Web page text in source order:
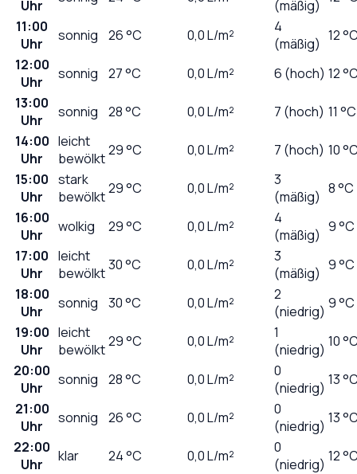
Uhr
(mäßig)
11:00
Uhr
sonnig 26°C 0,0L/m²
4
(mäßig) 12
12:00
Uhr
sonnig 27°C 0,0L/m² 6 (hoch) 12
13:00
Uhr
sonnig 28°C 0,0L/m² 7 (hoch) 11 °C
14:00
Uhr
leicht
bewölkt29°C 0,0L/m² 7 (hoch) 10
15:00
Uhr
stark
bewölkt29°C 0,0L/m²
3
(mäßig) 8 °C
16:00
Uhr
wolkig 29°C 0,0L/m²
4
(mäßig) 9 °C
17:00
Uhr
leicht
bewölkt30°C 0,0L/m²
3
(mäßig) 9 °C
18:00
Uhr
sonnig 30°C 0,0L/m²
2
(niedrig) 9 °C
19:00
Uhr
leicht
bewölkt29°C 0,0L/m²
1
(niedrig) 10
20:00
Uhr
sonnig 28°C 0,0L/m²
0
(niedrig) 13
21:00
Uhr
sonnig 26°C 0,0L/m²
0
(niedrig) 13
22:00
Uhr
klar 24°C 0,0L/m²
0
(niedrig) 12